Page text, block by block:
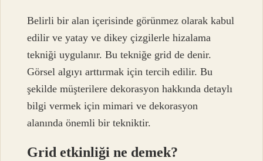
Belirli bir alan içerisinde görünmez olarak kabul
edilir ve yatay ve dikey çizgilerle hizalama
tekniği uygulanır. Bu tekniğe grid de denir.
Görsel algıyı arttırmak için tercih edilir. Bu
şekilde müşterilere dekorasyon hakkında detaylı
bilgi vermek için mimari ve dekorasyon
alanında önemli bir tekniktir.
Grid etkinliği ne demek?